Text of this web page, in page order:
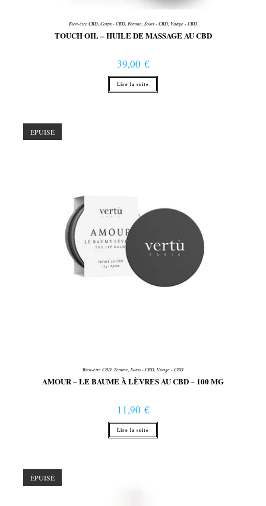
Bien-être CBD Corps - CBD Femme Soins - CBD Visage - CBD
TOUCH OIL – HUILE DE MASSAGE AU CBD
39,00 €
Lire la suite
ÉPUISÉ
Bien-être CBD Femme Soins - CBD Visage - CBD
AMOUR – LE BAUME À LÈVRES AU CBD – 100 MG
11,90 €
Lire la suite
ÉPUISÉ